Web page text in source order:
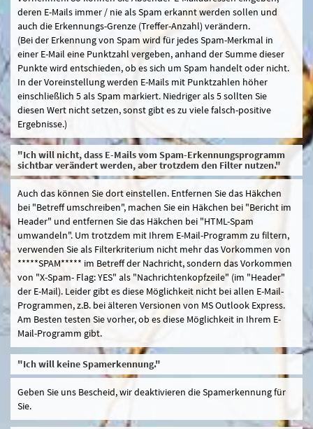
deren E-Mails immer / nie als Spam erkannt werden sollen und
auch die Erkennungs-Grenze (Treffer-Anzahl) verändern.
(Bei der Erkennung von Spam wird für jedes Spam-Merkmal in
einer E-Mail eine Punktzahl vergeben, anhand der Summe dieser
Punkte wird entschieden, ob es sich um Spam handelt oder nicht.
In der Voreinstellung werden E-Mails mit Punktzahlen höher
einschließlich 5 als Spam markiert. Niedriger als 5 sollten Sie
diesen Wert nicht setzen, sonst gibt es zu viele falsch-positive
Ergebnisse.)
"Ich will nicht, dass E-Mails vom Spam-Erkennungsprogramm
sichtbar verändert werden, aber trotzdem den Filter nutzen."
Auch das können Sie dort einstellen. Entfernen Sie das Häkchen
bei "Betreff umschreiben", machen Sie ein Häkchen bei "Bericht im
Header" und entfernen Sie das Häkchen bei "HTML-Spam
umwandeln". Um trotzdem mit Ihrem E-Mail-Programm zu filtern,
verwenden Sie als Filterkriterium nicht mehr das Vorkommen von
*****SPAM***** im Betreff der Nachricht, sondern das Vorkommen
von "X-Spam- Flag: YES" als "Nachrichtenkopfzeile" (im "Header"
der E-Mail). Leider gibt es diese Möglichkeit nicht bei allen E-Mail-
Programmen, z.B. bei älteren Versionen von MS Outlook Express.
Am Besten testen Sie vorher, ob es diese Möglichkeit in Ihrem E-
Mail-Programm gibt.
"Ich will keine Spamerkennung."
Geben Sie uns Bescheid, wir deaktivieren die Spamerkennung für
Sie.